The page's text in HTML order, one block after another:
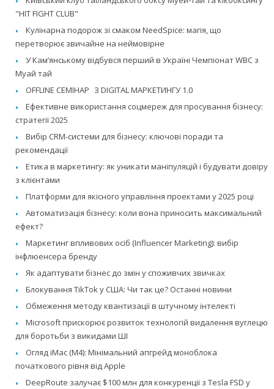
"HIT FIGHT CLUB"
Кулінарна подорож зі смаком NeedSpice: магія, що
перетворює звичайне на неймовірне
У Камʼянському відбувся перший в Україні Чемпіонат WBC з
Муай тай
OFFLINE СЕМІНАР З DIGITAL МАРКЕТИНГУ 1.0
Ефективне використання соцмереж для просування бізнесу:
стратегії 2025
Вибір CRM-системи для бізнесу: ключові поради та
рекомендації
Етика в маркетингу: як уникати маніпуляцій і будувати довіру
з клієнтами
Платформи для якісного управління проектами у 2025 році
Автоматизація бізнесу: коли вона приносить максимальний
ефект?
Маркетинг впливових осіб (Influencer Marketing): вибір
інфлюенсера бренду
Як адаптувати бізнес до змін у споживчих звичках
Блокування TikTok у США: Чи так це? Останні новини
Обмеження методу квантизації в штучному інтелекті
Microsoft прискорює розвиток технологій видалення вуглецю
для боротьби з викидами ШІ
Огляд iMac (M4): Мінімальний апгрейд моноблока
початкового рівня від Apple
DeepRoute залучає $100 млн для конкуренції з Tesla FSD у